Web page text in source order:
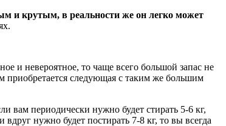
и крутым, в реальности же он легко может
и невероятное, то чаще всего большой запас не
приобретается следующая с таким же большим
вам периодически нужно будет стирать 5-6 кг,
нужно будет постирать 7-8 кг, то вы всегда